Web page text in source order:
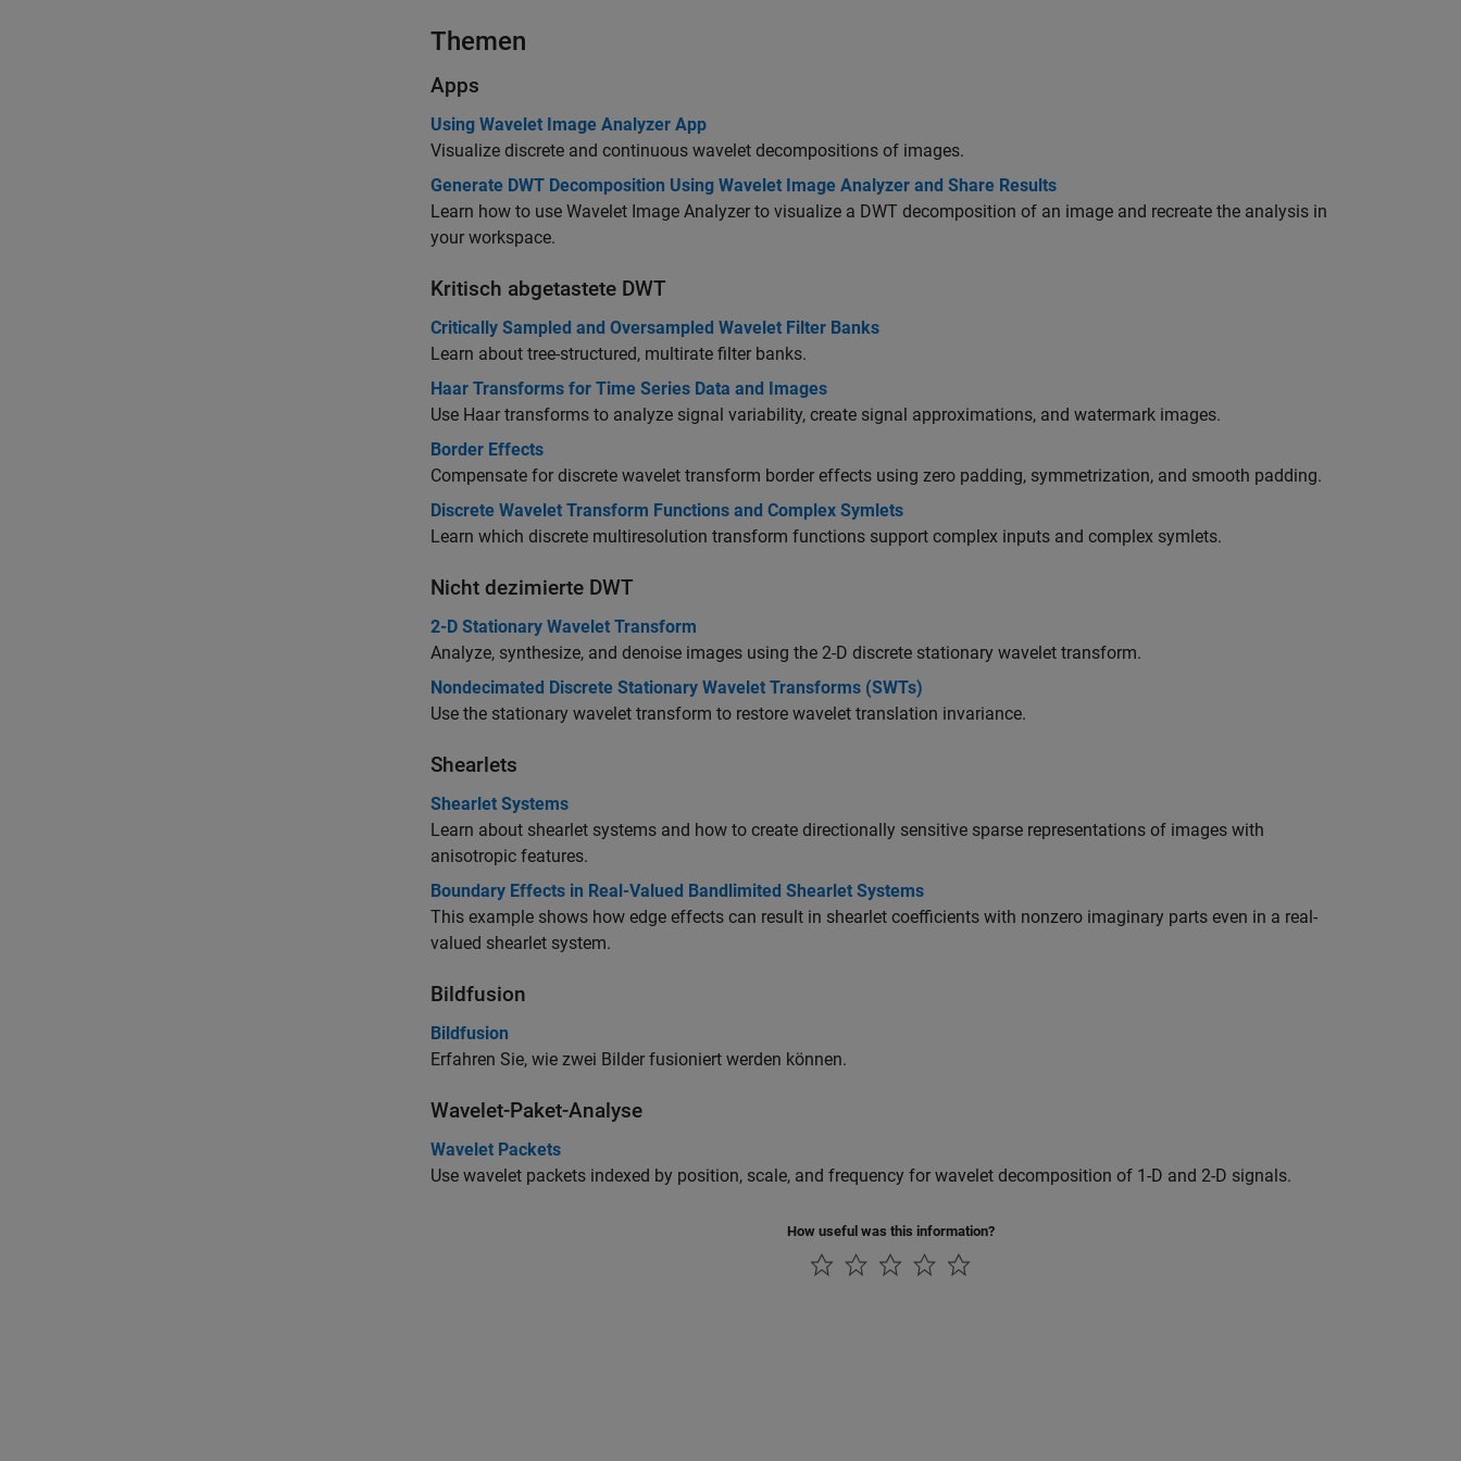
Themen
Apps
Using Wavelet Image Analyzer App
Visualize discrete and continuous wavelet decompositions of images.
Generate DWT Decomposition Using Wavelet Image Analyzer and Share Results
Learn how to use Wavelet Image Analyzer to visualize a DWT decomposition of an image and recreate the analysis in
your workspace.
Kritisch abgetastete DWT
Critically Sampled and Oversampled Wavelet Filter Banks
Learn about tree-structured, multirate filter banks.
Haar Transforms for Time Series Data and Images
Use Haar transforms to analyze signal variability, create signal approximations, and watermark images.
Border Effects
Compensate for discrete wavelet transform border effects using zero padding, symmetrization, and smooth padding.
Discrete Wavelet Transform Functions and Complex Symlets
Learn which discrete multiresolution transform functions support complex inputs and complex symlets.
Nicht dezimierte DWT
2-D Stationary Wavelet Transform
Analyze, synthesize, and denoise images using the 2-D discrete stationary wavelet transform.
Nondecimated Discrete Stationary Wavelet Transforms (SWTs)
Use the stationary wavelet transform to restore wavelet translation invariance.
Shearlets
Shearlet Systems
Learn about shearlet systems and how to create directionally sensitive sparse representations of images with
anisotropic features.
Boundary Effects in Real-Valued Bandlimited Shearlet Systems
This example shows how edge effects can result in shearlet coefficients with nonzero imaginary parts even in a real-
valued shearlet system.
Bildfusion
Bildfusion
Erfahren Sie, wie zwei Bilder fusioniert werden können.
Wavelet-Paket-Analyse
Wavelet Packets
Use wavelet packets indexed by position, scale, and frequency for wavelet decomposition of 1-D and 2-D signals.
How useful was this information?